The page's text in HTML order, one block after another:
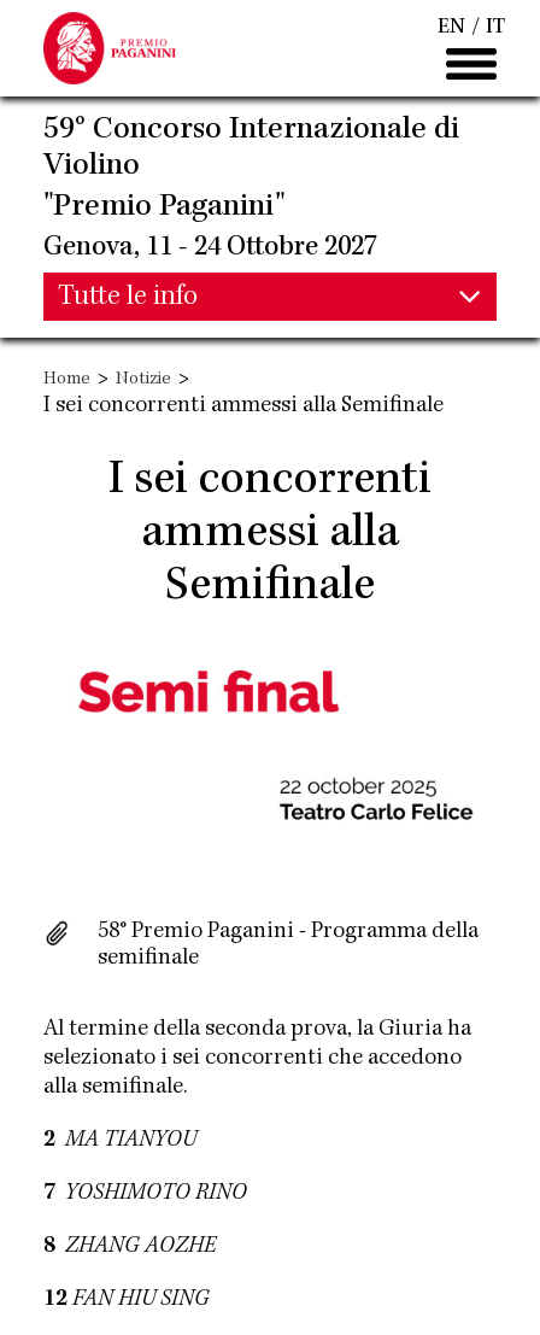
contenuto
principale
EN IT
59° Concorso Internazionale di
Violino
"Premio Paganini"
Genova, 11 - 24 Ottobre 2027
Main
navigation
Tutte le info
Main
navigation
Home > Notizie >
I sei concorrenti ammessi alla Semifinale
I sei concorrenti
ammessi alla
Semifinale
Al termine della seconda prova, la Giuria ha
selezionato i sei concorrenti che accedono
alla semifinale.
2MA TIANYOU
7 YOSHIMOTO RINO
8 ZHANG AOZHE
12FAN HIU SING
58° Premio Paganini - Programma della
semifinale